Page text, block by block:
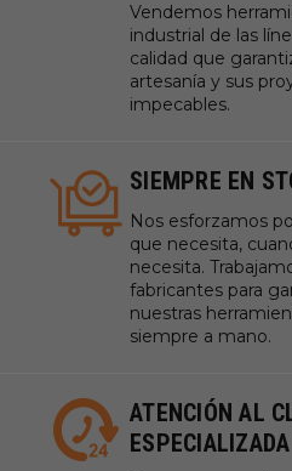
Vendemos
industrial de las
calidad que
artesanía y sus
impecables.
SIEMPRE EN
Nos esforzamos
que necesita,
necesita.
fabricantes para
nuestras
siempre a mano.
ATENCIÓN AL
ESPECIALIZADA